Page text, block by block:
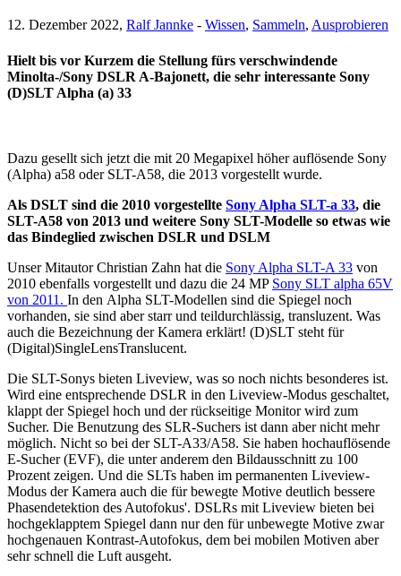
12. Dezember 2022, Ralf Jannke - Wissen, Sammeln, Ausprobieren
Hielt bis vor Kurzem die Stellung fürs verschwindende
Minolta-/Sony DSLR A-Bajonett, die sehr interessante Sony
(D)SLT Alpha (a) 33
Dazu gesellt sich jetzt die mit 20 Megapixel höher auflösende Sony
(Alpha) a58 oder SLT-A58, die 2013 vorgestellt wurde.
Als DSLT sind die 2010 vorgestellte Sony Alpha SLT-a 33, die
SLT-A58 von 2013 und weitere Sony SLT-Modelle so etwas wie
das Bindeglied zwischen DSLR und DSLM
Unser Mitautor Christian Zahn hat die Sony Alpha SLT-A 33 von
2010 ebenfalls vorgestellt und dazu die 24 MP Sony SLT alpha 65V
von 2011. In den Alpha SLT-Modellen sind die Spiegel noch
vorhanden, sie sind aber starr und teildurchlässig, transluzent. Was
auch die Bezeichnung der Kamera erklärt! (D)SLT steht für
(Digital)SingleLensTranslucent.
Die SLT-Sonys bieten Liveview, was so noch nichts besonderes ist.
Wird eine entsprechende DSLR in den Liveview-Modus geschaltet,
klappt der Spiegel hoch und der rückseitige Monitor wird zum
Sucher. Die Benutzung des SLR-Suchers ist dann aber nicht mehr
möglich. Nicht so bei der SLT-A33/A58. Sie haben hochauflösende
E-Sucher (EVF), die unter anderem den Bildausschnitt zu 100
Prozent zeigen. Und die SLTs haben im permanenten Liveview-
Modus der Kamera auch die für bewegte Motive deutlich bessere
Phasendetektion des Autofokus'. DSLRs mit Liveview bieten bei
hochgeklapptem Spiegel dann nur den für unbewegte Motive zwar
hochgenauen Kontrast-Autofokus, dem bei mobilen Motiven aber
sehr schnell die Luft ausgeht.